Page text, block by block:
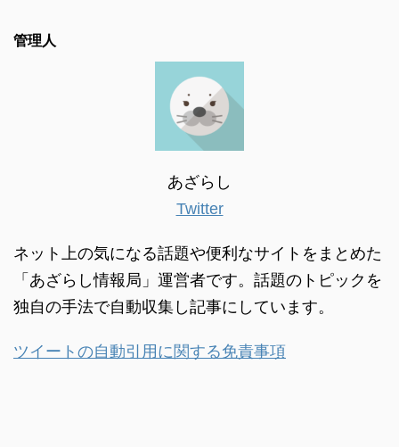
管理人
あざらし
Twitter
ネット上の気になる話題や便利なサイトをまとめた
「あざらし情報局」運営者です。話題のトピックを
独自の手法で自動収集し記事にしています。
ツイートの自動引用に関する免責事項